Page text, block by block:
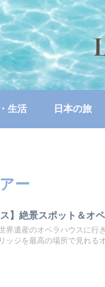
生活 日本の旅
ー
】絶景スポット＆オ
界遺産のオペラハウスに行
ッジを最高の場所で見れる